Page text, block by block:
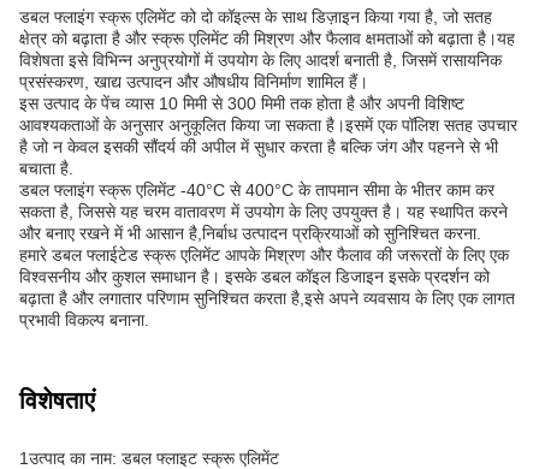
डबल फ्लाइंग स्क्रू एलिमेंट को दो कॉइल्स के साथ डिज़ाइन किया गया है, जो सतह
क्षेत्र को बढ़ाता है और स्क्रू एलिमेंट की मिश्रण और फैलाव क्षमताओं को बढ़ाता है।यह
विशेषता इसे विभिन्न अनुप्रयोगों में उपयोग के लिए आदर्श बनाती है, जिसमें रासायनिक
प्रसंस्करण, खाद्य उत्पादन और औषधीय विनिर्माण शामिल हैं।
इस उत्पाद के पेंच व्यास 10 मिमी से 300 मिमी तक होता है और अपनी विशिष्ट
आवश्यकताओं के अनुसार अनुकूलित किया जा सकता है।इसमें एक पॉलिश सतह उपचार
है जो न केवल इसकी सौंदर्य की अपील में सुधार करता है बल्कि जंग और पहनने से भी
बचाता है.
डबल फ्लाइंग स्क्रू एलिमेंट -40°C से 400°C के तापमान सीमा के भीतर काम कर
सकता है, जिससे यह चरम वातावरण में उपयोग के लिए उपयुक्त है। यह स्थापित करने
और बनाए रखने में भी आसान है,निर्बाध उत्पादन प्रक्रियाओं को सुनिश्चित करना.
हमारे डबल फ्लाईटेड स्क्रू एलिमेंट आपके मिश्रण और फैलाव की जरूरतों के लिए एक
विश्वसनीय और कुशल समाधान है। इसके डबल कॉइल डिजाइन इसके प्रदर्शन को
बढ़ाता है और लगातार परिणाम सुनिश्चित करता है,इसे अपने व्यवसाय के लिए एक लागत
प्रभावी विकल्प बनाना.
विशेषताएं
1उत्पाद का नाम: डबल फ्लाइट स्क्रू एलिमेंट